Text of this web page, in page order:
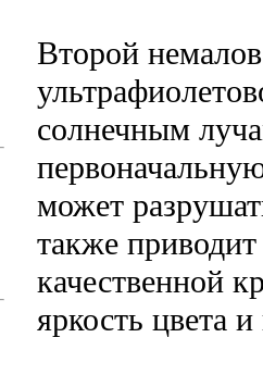
Второй
солнечным
может
также
качественной
яркость цвета